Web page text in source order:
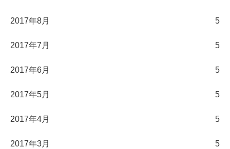
2017年8月 5
2017年7月 5
2017年6月 5
2017年5月 5
2017年4月 5
2017年3月 5